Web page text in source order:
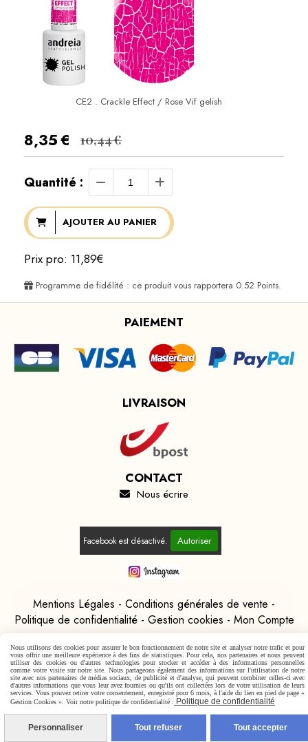
CE2 . Crackle Effect / Rose Vif gelish
8,35€ 10,44€
Quantité :
AJOUTER AU PANIER
Prix pro: 11,89€
Programme de fidélité : ce produit vous rapportera 0.52 Points.
PAIEMENT
LIVRAISON
CONTACT
 Nous écrire
Facebook est désactivé. Autoriser
Mentions Légales
Conditions générales de vente
Politique de confidentialité
Gestion cookies Mon Compte
Nous utilisons des cookies pour assurer le bon fonctionnement de notre site et analyser notre trafic et pour
vous offrir une meilleure expérience à des fins de statistiques. Pour cela, nos partenaires et nous peuvent
utiliser des cookies ou d'autres technologies pour stocker et accéder à des informations personnelles
comme votre visite sur notre site. Nous partageons également des informations sur l'utilisation de notre
site avec nos partenaires de médias sociaux, de publicité et d'analyse, qui peuvent combiner celles-ci avec
d'autres informations que vous leur avez fournies ou qu'ils ont collectées lors de votre utilisation de leurs
services. Vous pouvez retirer votre consentement, enregistré pour 6 mois, à l'aide du lien en pied de page «
Gestion Cookies ». Voir notre politique de confidentialité : Politique de confidentialité
Personnaliser Tout refuser Tout accepter